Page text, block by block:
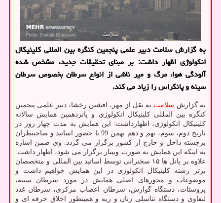
به گزارش سلامت دبیر علمی پنجمین کنگره بین المللی کلینیکال
انکولوژی اظهار داشت: بر مبنای تحقیقات جدید، مشخص شده
آلودگی هوا، مرگ و میر ناشی از انواع سرطان بخصوص سرطان
سینه و پانکراس را زیاد می کند.
به گزارش سلامت به نقل از مهر، افشین رخشا، دبیر علمی پنجمین
کنگره بین المللی کلینیکال انکولوژی و پانزدهمین همایش سالانه
کلینیکال انکولوژی، اظهارداشت: این همایش به مدت چهار روز در
تاریخ دوم، سوم، نهم و دهم بهمن 99 با حضور اساتید و صاحبنظران
برجسته داخل و خارج از کشور برگزار می گردد. وی ضمن اشاره
به اینکه این همایش به صورت وبینار برگزار می شود، اظهار داشت:
علاوه بر پانل ها ۱۵ سخنرانی توسط اساتید بین المللی و متخصصان
برتر رشته کلینیکال انکولوژی در این همایش خواهیم داشت و
موضوعات و محورهای اصلی همایش در مورد سرطان سینه،
پروستات، دستگاه گوارش، سرطان اعصاب مرکزی، سرطان غدد
لنفاوی و دستگاه تناسلی زنان و ریه و همینطور اخلاق حرفه ای و